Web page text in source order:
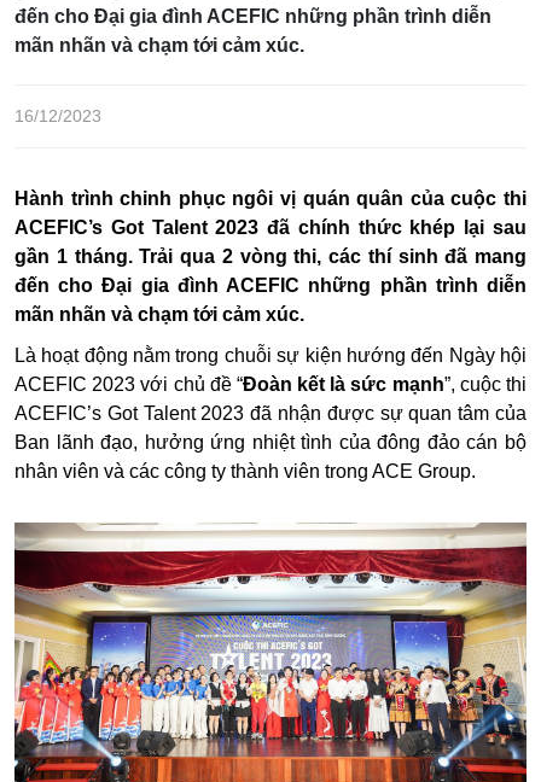
đến cho Đại gia đình ACEFIC những phần trình diễn
mãn nhãn và chạm tới cảm xúc.
16/12/2023
Hành trình chinh phục ngôi vị quán quân của cuộc thi
ACEFIC’s Got Talent 2023 đã chính thức khép lại sau
gần 1 tháng. Trải qua 2 vòng thi, các thí sinh đã mang
đến cho Đại gia đình ACEFIC những phần trình diễn
mãn nhãn và chạm tới cảm xúc.
Là hoạt động nằm trong chuỗi sự kiện hướng đến Ngày hội
ACEFIC 2023 với chủ đề “Đoàn kết là sức mạnh”, cuộc thi
ACEFIC’s Got Talent 2023 đã nhận được sự quan tâm của
Ban lãnh đạo, hưởng ứng nhiệt tình của đông đảo cán bộ
nhân viên và các công ty thành viên trong ACE Group.